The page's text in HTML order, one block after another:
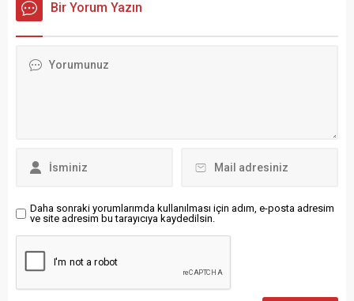
gerçekleşti. Almanya’da
kalmayı sürdürdü. Bahar
Bir Yorum Yazın
Daha sonraki yorumlarımda kullanılması için adım, e-posta adresim
ve site adresim bu tarayıcıya kaydedilsin.